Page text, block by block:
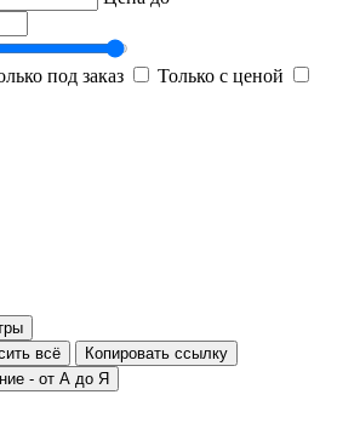
под заказ
Только с ценой
всё Копировать ссылку
- от А до Я